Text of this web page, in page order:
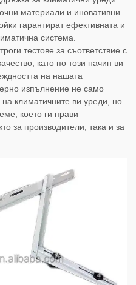
материали и иновативни
гарантират ефективната и
система.
тестове за съответствие с
като по този начин ви
на нашата
изпълнение не само
климатичните ви уреди, но
което ги прави
за производители, така и за